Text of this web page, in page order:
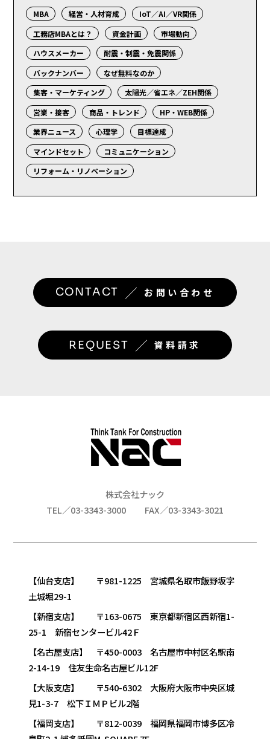
MBA 経営・人材育成
IoT／AI／VR関係
工務店MBAとは？
資金計画
市場動向
ハウスメーカー
耐震・制震・免震関係
バックナンバー
なぜ無料なのか
集客・マーケティング
太陽光／省エネ／ZEH関係
営業・接客
商品・トレンド
HP・WEB関係
業界ニュース
心理学
目標達成
マインドセット
コミュニケーション
リフォーム・リノベーション
CONTACT ／ お問い合わせ
REQUEST ／ 資料請求
株式会社ナック
TEL／03-3343-3000
FAX／03-3343-3021
【仙台支店】 〒981-1225 宮城県名取市飯野坂字
土城堀29-1
【新宿支店】 〒163-0675 東京都新宿区西新宿1-
25-1 新宿センタービル42Ｆ
【名古屋支店】 〒450-0003 名古屋市中村区名駅南
2-14-19 住友生命名古屋ビル12F
【大阪支店】 〒540-6302 大阪府大阪市中央区城
見1-3-7 松下ＩＭＰビル2階
【福岡支店】 〒812-0039 福岡県福岡市博多区冷